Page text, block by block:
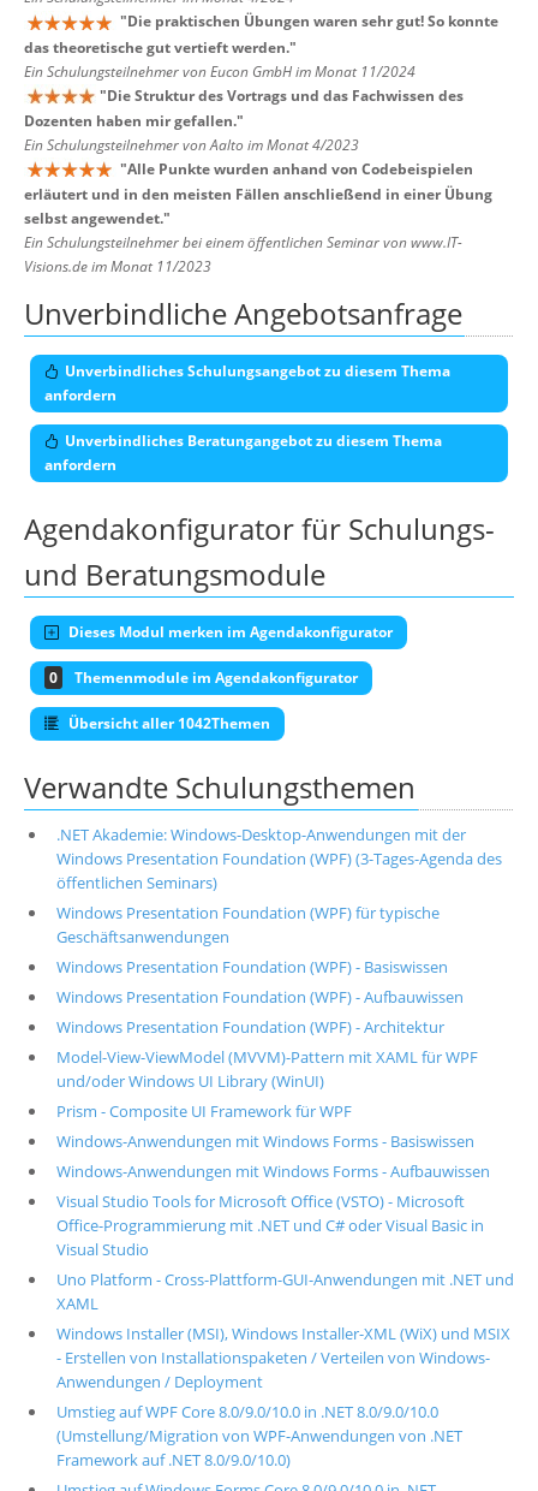
"Die praktischen Übungen waren sehr gut! So konnte
das theoretische gut vertieft werden."
Ein Schulungsteilnehmer von Eucon GmbH im Monat 11/2024
"Die Struktur des Vortrags und das Fachwissen des
Dozenten haben mir gefallen."
Ein Schulungsteilnehmer von Aalto im Monat 4/2023
"Alle Punkte wurden anhand von Codebeispielen
erläutert und in den meisten Fällen anschließend in einer Übung
selbst angewendet."
Ein Schulungsteilnehmer bei einem öffentlichen Seminar von www.IT-
Visions.de im Monat 11/2023
Unverbindliche Angebotsanfrage
Unverbindliches Schulungsangebot zu diesem Thema
anfordern
Unverbindliches Beratungangebot zu diesem Thema
anfordern
Agendakonfigurator für Schulungs-
und Beratungsmodule
Dieses Modul merken im Agendakonfigurator
0 Themenmodule im Agendakonfigurator
Übersicht aller 1042Themen
Verwandte Schulungsthemen
.NET Akademie: Windows-Desktop-Anwendungen mit der
Windows Presentation Foundation (WPF) (3-Tages-Agenda des
öffentlichen Seminars)
Windows Presentation Foundation (WPF) für typische
Geschäftsanwendungen
Windows Presentation Foundation (WPF) - Basiswissen
Windows Presentation Foundation (WPF) - Aufbauwissen
Windows Presentation Foundation (WPF) - Architektur
Model-View-ViewModel (MVVM)-Pattern mit XAML für WPF
und/oder Windows UI Library (WinUI)
Prism - Composite UI Framework für WPF
Windows-Anwendungen mit Windows Forms - Basiswissen
Windows-Anwendungen mit Windows Forms - Aufbauwissen
Visual Studio Tools for Microsoft Office (VSTO) - Microsoft
Office-Programmierung mit .NET und C# oder Visual Basic in
Visual Studio
Uno Platform - Cross-Plattform-GUI-Anwendungen mit .NET und
XAML
Windows Installer (MSI), Windows Installer-XML (WiX) und MSIX
- Erstellen von Installationspaketen / Verteilen von Windows-
Anwendungen / Deployment
Umstieg auf WPF Core 8.0/9.0/10.0 in .NET 8.0/9.0/10.0
(Umstellung/Migration von WPF-Anwendungen von .NET
Framework auf .NET 8.0/9.0/10.0)